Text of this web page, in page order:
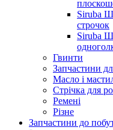
Siruba
строчок
Siruba
Гвинти
Запчастини
Масло і
Стрічка для
Ремені
Різне
Запчастини до